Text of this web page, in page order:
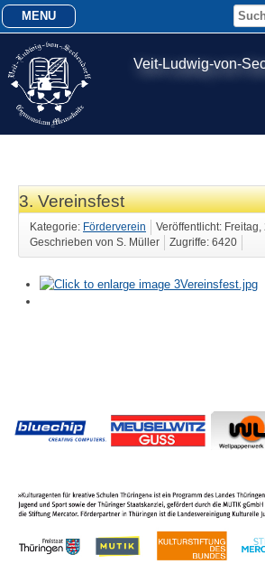
Veit-Ludwig-von-
MENU
3. Vereinsfest
Kategorie: Förderverein
Veröffentlicht: Freitag,
Geschrieben von S. Müller
Zugriffe: 6420